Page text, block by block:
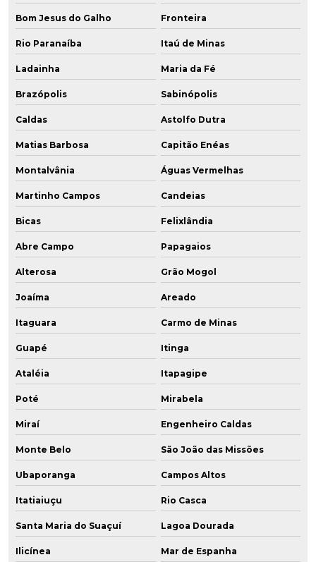
Bom Jesus do Galho Fronteira
Rio Paranaíba Itaú de Minas
Ladainha Maria da Fé
Brazópolis Sabinópolis
Caldas Astolfo Dutra
Matias Barbosa Capitão Enéas
Montalvânia Águas Vermelhas
Martinho Campos Candeias
Bicas Felixlândia
Abre Campo Papagaios
Alterosa Grão Mogol
Joaíma Areado
Itaguara Carmo de Minas
Guapé Itinga
Ataléia Itapagipe
Poté Mirabela
Miraí Engenheiro Caldas
Monte Belo São João das Missões
Ubaporanga Campos Altos
Itatiaiuçu Rio Casca
Santa Maria do Suaçuí Lagoa Dourada
Ilicínea Mar de Espanha